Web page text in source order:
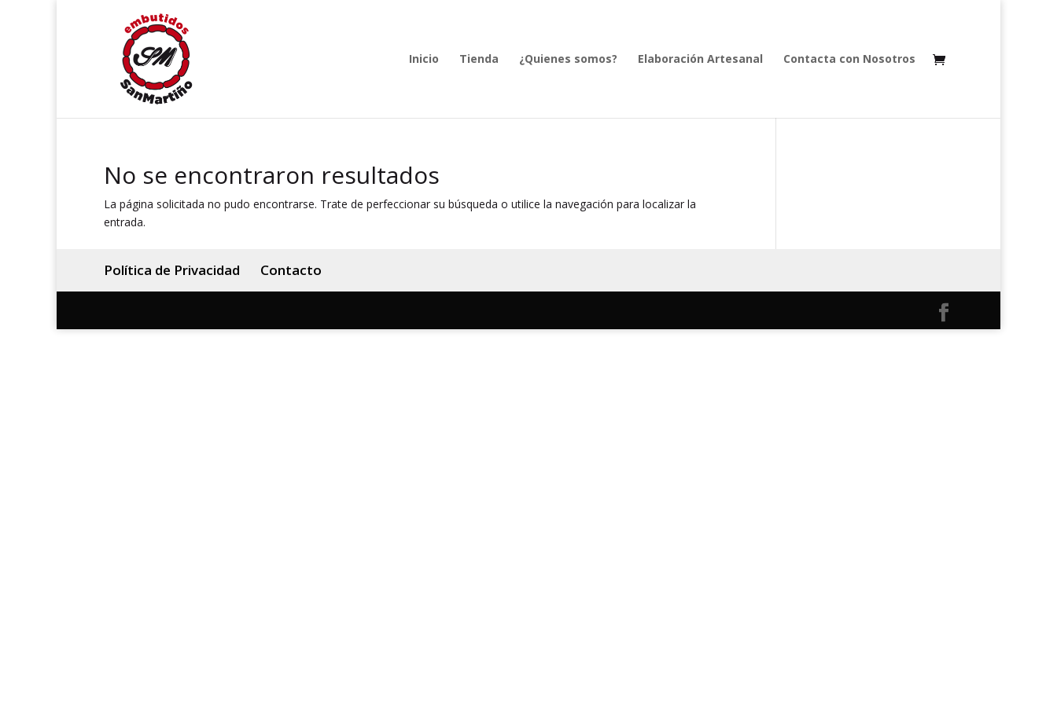
Inicio Tienda ¿Quienes somos? Elaboración Artesanal Contacta con Nosotros
No se encontraron resultados
La página solicitada no pudo encontrarse. Trate de perfeccionar su búsqueda o utilice la navegación para localizar la
entrada.
Política de Privacidad Contacto